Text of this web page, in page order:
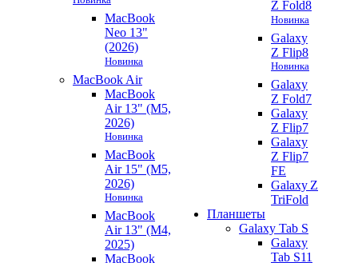
MacBook
Neo 13"
(2026)
Новинка
MacBook Air
MacBook
Air 13" (M5,
2026)
Новинка
MacBook
Air 15" (M5,
2026)
Новинка
MacBook
Air 13" (M4,
2025)
MacBook
Z Fold8
Новинка
Galaxy
Z Flip8
Новинка
Galaxy
Z Fold7
Galaxy
Z Flip7
Galaxy
Z Flip7
FE
Galaxy Z
TriFold
Планшеты
Galaxy Tab S
Galaxy
Tab S11